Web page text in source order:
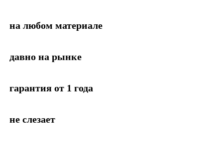
на любом материале
давно на рынке
гарантия от 1 года
не слезает